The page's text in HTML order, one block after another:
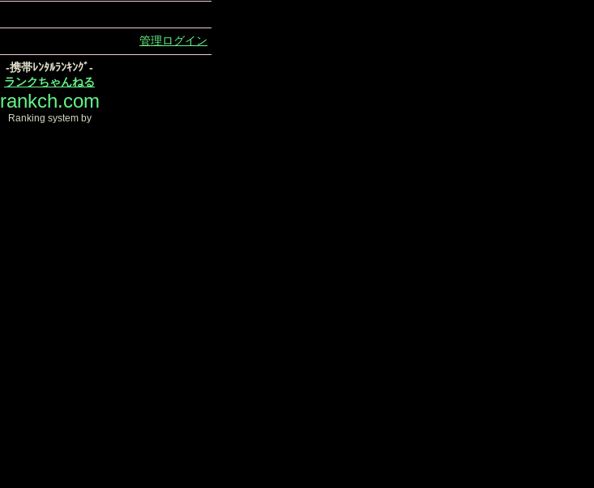
管理ログイン
-携帯ﾚﾝﾀﾙﾗﾝｷﾝｸﾞ-
ランクちゃんねる
rankch.com
Ranking system by